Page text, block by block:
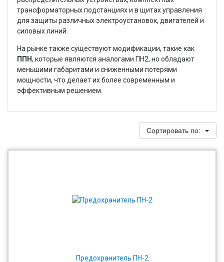
трансформаторных подстанциях и в щитах управления
для защиты различных электроустановок, двигателей и
силовых линий.
На рынке также существуют модификации, такие как
ППН, которые являются аналогами ПН2, но обладают
меньшими габаритами и сниженными потерями
мощности, что делает их более современным и
эффективным решением.
Сортировать по:
Предохранитель ПН-2